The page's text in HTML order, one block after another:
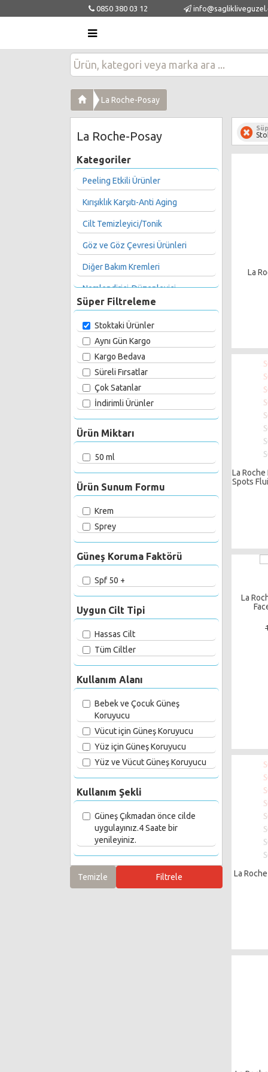
0850 380 03 12
La Roche-Posay
La Roche-Posay
Kategoriler
Peeling Etkili Ürünler
Kırışıklık Karşıtı-Anti Aging
Cilt Temizleyici/Tonik
Göz ve Göz Çevresi Ürünleri
Diğer Bakım Kremleri
Nemlendirici-Düzenleyici
Akne-Gözenek Kontrolü
Güneş Koruyucu Krem-Losyon
Cilt-Yüz Leke Giderici
Bebek-Çocuk Güneş Koruyucu
Süper Filtreleme
Stoktaki Ürünler
Aynı Gün Kargo
Kargo Bedava
Süreli Fırsatlar
Çok Satanlar
İndirimli Ürünler
Ürün Miktarı
50 ml
Ürün Sunum Formu
Krem
Sprey
Güneş Koruma Faktörü
Spf 50 +
Uygun Cilt Tipi
Hassas Cilt
Tüm Ciltler
Kullanım Alanı
Bebek ve Çocuk Güneş
Koruyucu
Vücut için Güneş Koruyucu
Yüz için Güneş Koruyucu
Yüz ve Vücut Güneş Koruyucu
Kullanım Şekli
Güneş Çıkmadan önce cilde
uygulayınız.4 Saate bir
yenileyiniz.
La
La
Spots
La
La